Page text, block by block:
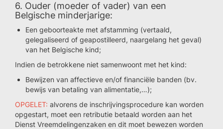
6. Ouder (moeder of vader) van een
Belgische minderjarige:
Een geboorteakte met afstamming (vertaald,
gelegaliseerd of geapostilleerd, naargelang het geval)
van het Belgische kind;
Indien de betrokkene niet samenwoont met het kind:
Bewijzen van affectieve en/of financiële banden (bv.
bewijs van betaling van alimentatie,…);
OPGELET: alvorens de inschrijvingsprocedure kan worden
opgestart, moet een retributie betaald worden aan het
Dienst Vreemdelingenzaken en dit moet bewezen worden